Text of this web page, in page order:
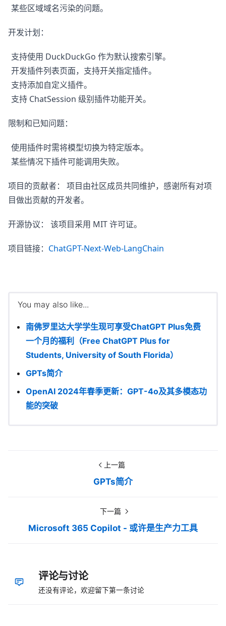
某些区域域名污染的问题。
开发计划：
支持使用 DuckDuckGo 作为默认搜索引擎。
开发插件列表页面，支持开关指定插件。
支持添加自定义插件。
支持 ChatSession 级别插件功能开关。
限制和已知问题：
使用插件时需将模型切换为特定版本。
某些情况下插件可能调用失败。
项目的贡献者： 项目由社区成员共同维护，感谢所有对项
目做出贡献的开发者。
开源协议： 该项目采用 MIT 许可证。
项目链接： ChatGPT-Next-Web-LangChain
You may also like...
南佛罗里达大学学生现可享受ChatGPT Plus免费
一个月的福利（Free ChatGPT Plus for
Students, University of South Florida）
GPTs简介
OpenAI 2024年春季更新：GPT-4o及其多模态功
能的突破
上一篇
GPTs简介
下一篇
Microsoft 365 Copilot - 或许是生产力工具
评论与讨论
还没有评论，欢迎留下第一条讨论